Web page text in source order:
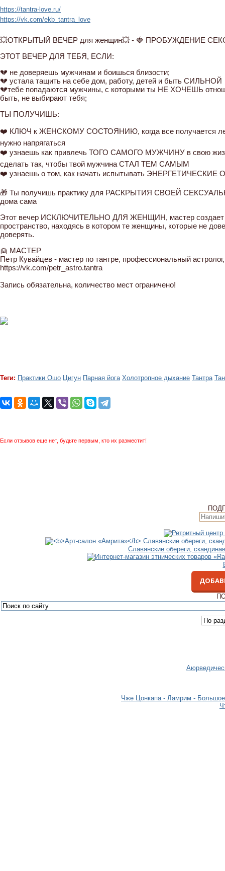
https://tantra-love.ru/
https://vk.com/ekb_tantra_love
💥ОТКРЫТЫЙ ВЕЧЕР для женщин💥 - 🍓 ПРОБУЖДЕНИЕ
ЭТОТ ВЕЧЕР ДЛЯ ТЕБЯ, ЕСЛИ:
💔 не доверяешь мужчинам и боишься близости;
💔 устала тащить на себе дом, работу, детей и быть СИЛЬНОЙ
💔тебе попадаются мужчины, с которыми ты НЕ ХОЧЕШЬ
быть, не выбирают тебя;
ТЫ ПОЛУЧИШЬ:
❤️ КЛЮЧ к ЖЕНСКОМУ СОСТОЯНИЮ, когда все получается
нужно напрягаться
❤️ узнаешь как привлечь ТОГО САМОГО МУЖЧИНУ в свою
сделать так, чтобы твой мужчина СТАЛ ТЕМ САМЫМ
❤️ узнаешь о том, как начать испытывать
🎁 Ты получишь практику для РАСКРЫТИЯ СВОЕЙ
дома сама
Этот вечер ИСКЛЮЧИТЕЛЬНО ДЛЯ ЖЕНЩИН, мастер создает
пространство, находясь в котором те женщины, которые не
доверять.
👱 МАСТЕР
Петр Кувайцев - мастер по тантре, профессиональный астролог,
https://vk.com/petr_astro.tantra
Запись обязательна, количество мест ограничено!
Теги: Практики Ошо Цигун Парная йога Холотропное дыхание Тантра
Если отзывов еще нет, будьте первым, кто их разместит!
Славянские обереги,
Чже Цонкапа - Ламрим - Большое